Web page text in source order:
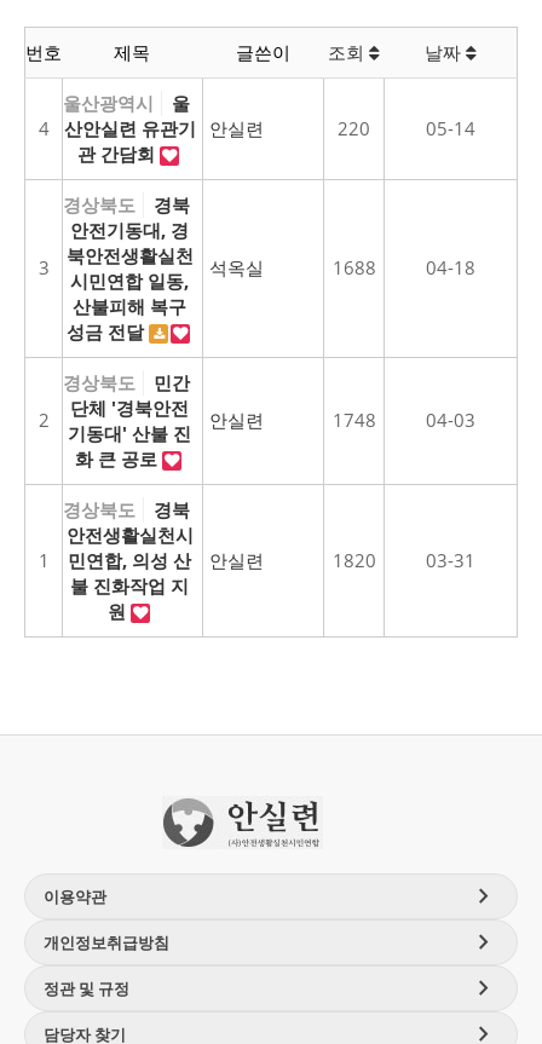
번호 제목 글쓴이 조회 날짜
4
울산광역시
울
산안실련 유관기
관 간담회
안실련 220 05-14
3
경상북도
경북
안전기동대, 경
북안전생활실천
시민연합 일동,
산불피해 복구
성금 전달
석옥실 1688 04-18
2
경상북도
민간
단체 '경북안전
기동대' 산불 진
화 큰 공로
안실련 1748 04-03
1
경상북도
경북
안전생활실천시
민연합, 의성 산
불 진화작업 지
원
안실련 1820 03-31
이용약관 chevron_right
개인정보취급방침 chevron_right
정관 및 규정 chevron_right
담당자 찾기 chevron_right